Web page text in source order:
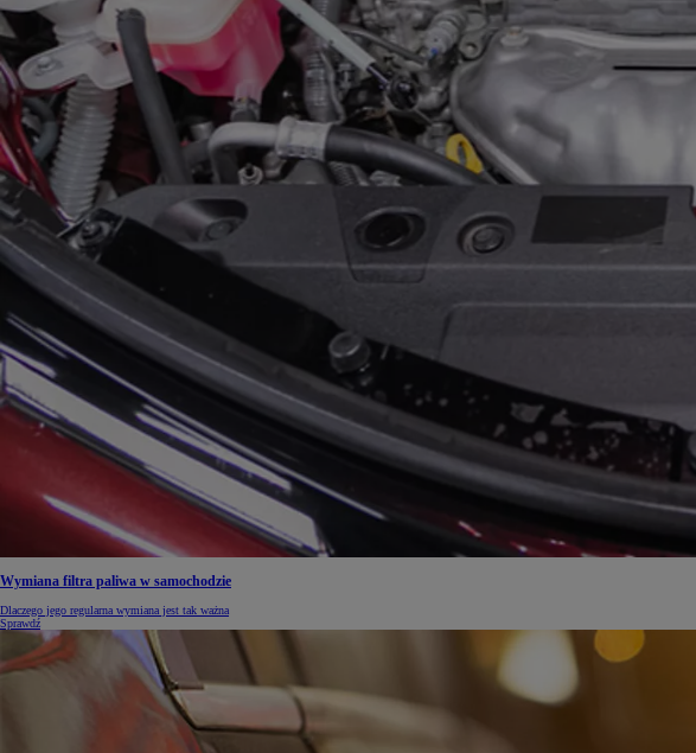
Od81 900 zł
Yaris Cross
HYBRID
Wymiana filtra paliwa w samochodzie
Dlaczego jego regularna wymiana jest tak ważna
Sprawdź